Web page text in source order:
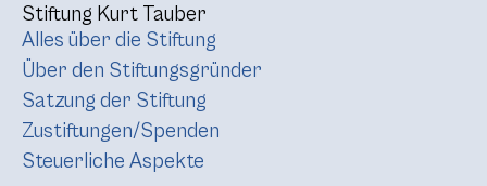
Stiftung Kurt Tauber
Alles über die Stiftung
Über den Stiftungsgründer
Satzung der Stiftung
Zustiftungen/Spenden
Steuerliche Aspekte